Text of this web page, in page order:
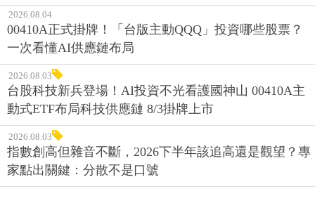
2026.08.04
00410A正式掛牌！「台版主動QQQ」投資哪些股票？
一次看懂AI供應鏈布局
2026.08.03
台股科技新兵登場！AI投資不光看護國神山 00410A主
動式ETF布局科技供應鏈 8/3掛牌上市
2026.08.03
指數創高但雜音不斷，2026下半年該追高還是觀望？專
家點出關鍵：分散不是口號